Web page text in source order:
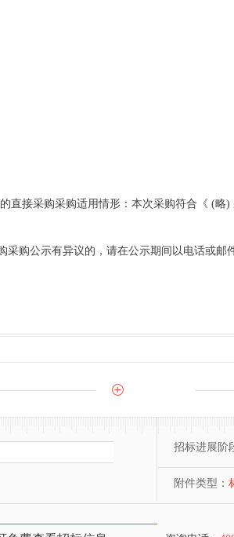
直接采购采购适用情形：本次采购符合《 (
购公示有异议的，请在公示期间以电话或邮
招标进展阶
附件类型：